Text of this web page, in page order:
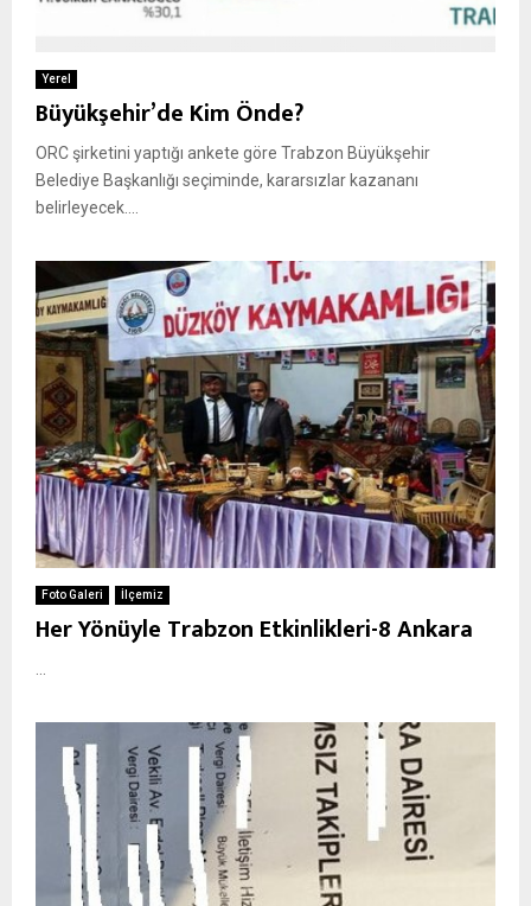
Yerel
Büyükşehir’de Kim Önde?
ORC şirketini yaptığı ankete göre Trabzon Büyükşehir
Belediye Başkanlığı seçiminde, kararsızlar kazananı
belirleyecek....
Foto Galeri İlçemiz
Her Yönüyle Trabzon Etkinlikleri-8 Ankara